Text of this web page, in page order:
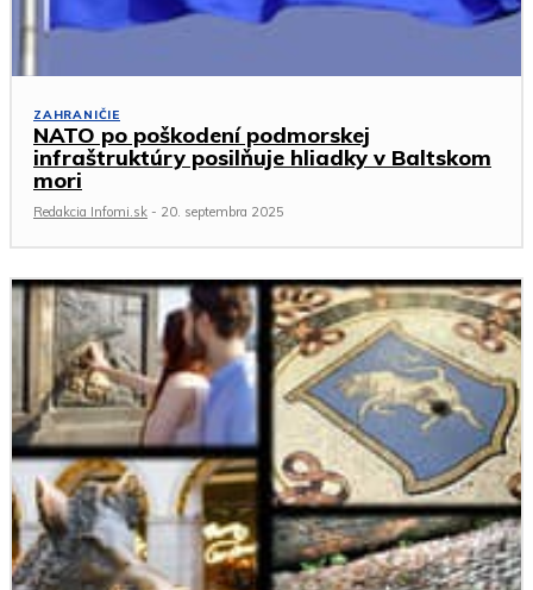
ZAHRANIČIE
NATO po poškodení podmorskej
infraštruktúry posilňuje hliadky v Baltskom
mori
Redakcia Infomi.sk - 20. septembra 2025